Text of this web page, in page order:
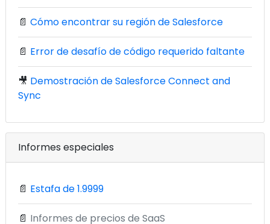
📄 Cómo encontrar su región de Salesforce
📄 Error de desafío de código requerido faltante
🎥 Demostración de Salesforce Connect and
Sync
Informes especiales
📄 Estafa de 1.9999
📄 Informes de precios de SaaS